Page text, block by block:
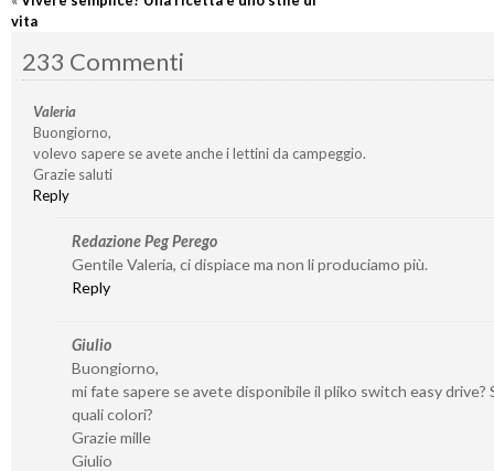
vita
233 Commenti
Valeria
Buongiorno,
volevo sapere se avete anche i lettini da campeggio.
Grazie saluti
Reply
Redazione Peg Perego
Gentile Valeria, ci dispiace ma non li produciamo più.
Reply
Giulio
Buongiorno,
mi fate sapere se avete disponibile il pliko switch easy drive?
quali colori?
Grazie mille
Giulio